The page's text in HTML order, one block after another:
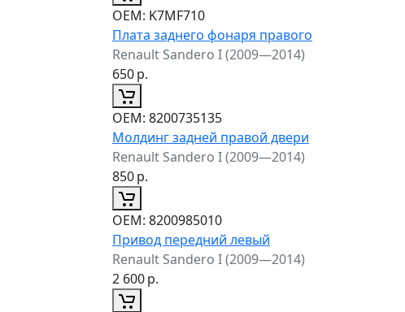
ОЕМ: K7MF710
Плата заднего фонаря правого
Renault Sandero I (2009—2014)
650р.
ОЕМ: 8200735135
Молдинг задней правой двери
Renault Sandero I (2009—2014)
850р.
ОЕМ: 8200985010
Привод передний левый
Renault Sandero I (2009—2014)
2 600р.